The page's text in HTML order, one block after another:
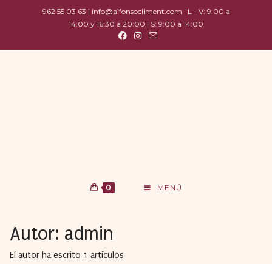
962 55 03 63 | info@alfonsocliment.com | L - V: 9:00 a
14:00 y 16:30 a 20:00 | S: 9:00 a 14:00
0 MENÚ
Autor: admin
El autor ha escrito 1 artículos